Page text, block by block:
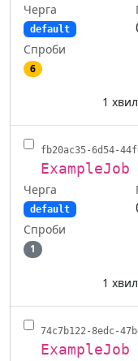
Черга
default
Спроби
6
1
fb20ac35-6d54-
ExampleJob
Черга
default
Спроби
1
1
74c7b122-8edc-
ExampleJob